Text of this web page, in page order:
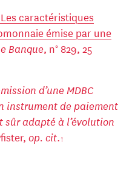
Les caractéristiques
émise par une
Banque, n° 829, 25
d’une MDBC
instrument de paiement
adapté à l’évolution
op. cit.